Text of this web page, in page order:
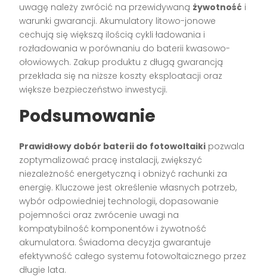
uwagę należy zwrócić na przewidywaną żywotność i
warunki gwarancji. Akumulatory litowo-jonowe
cechują się większą ilością cykli ładowania i
rozładowania w porównaniu do baterii kwasowo-
ołowiowych. Zakup produktu z długą gwarancją
przekłada się na niższe koszty eksploatacji oraz
większe bezpieczeństwo inwestycji.
Podsumowanie
Prawidłowy dobór baterii do fotowoltaiki pozwala
zoptymalizować pracę instalacji, zwiększyć
niezależność energetyczną i obniżyć rachunki za
energię. Kluczowe jest określenie własnych potrzeb,
wybór odpowiedniej technologii, dopasowanie
pojemności oraz zwrócenie uwagi na
kompatybilność komponentów i żywotność
akumulatora. Świadoma decyzja gwarantuje
efektywność całego systemu fotowoltaicznego przez
długie lata.